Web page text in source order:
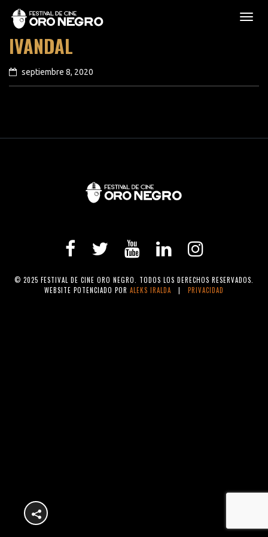
IVANDAL
septiembre 8, 2020
© 2025 FESTIVAL DE CINE ORO NEGRO. TODOS LOS DERECHOS RESERVADOS.
WEBSITE POTENCIADO POR ALEKS IRALDA | PRIVACIDAD